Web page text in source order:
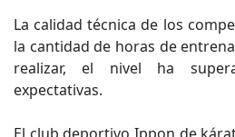
La calidad técnica de los
la cantidad de horas de
realizar, el nivel ha
expectativas.